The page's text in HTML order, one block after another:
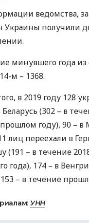
ведомства,
Украины получили
минувшего года из
м – 1368.
в 2019 году 128
(302 – в
году), 90 –
лиц переехали в
(191 – в течение
года), 174 – в
– в течение
УНН